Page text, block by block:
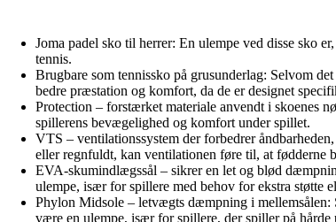
Joma padel sko til herrer: En ulempe ved disse sko
tennis.
Brugbare som tennissko på grusunderlag: Selvom
bedre præstation og komfort, da de er designet
Protection – forstærket materiale anvendt i skoenes
spillerens bevægelighed og komfort under spillet.
VTS – ventilationssystem der forbedrer
eller regnfuldt, kan ventilationen føre til, at
EVA-skumindlægssål – sikrer en let og blød
ulempe, især for spillere med behov for ekstra støtte
Phylon Midsole – letvægts dæmpning i mellemsålen:
være en ulempe, især for spillere, der spiller på hårde